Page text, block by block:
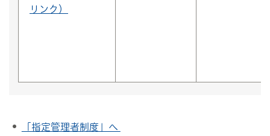
リンク）
「指定管理者制度」へ